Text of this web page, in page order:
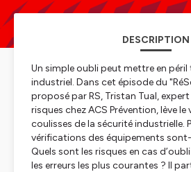
DESCRIPTION
Un simple oubli peut mettre en
industriel. Dans cet épisode du
proposé par RS, Tristan Tual,
risques chez ACS Prévention, lève le
coulisses de la sécurité industrielle.
vérifications des équipements sont-
Quels sont les risques en cas
les erreurs les plus courantes ? Il